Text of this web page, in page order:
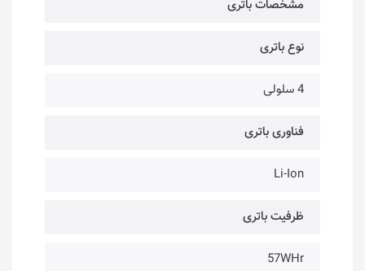
مشخصات باتری
نوع باتری
4 سلولی
فناوری باتری
Li-Ion
ظرفیت باتری
57WHr